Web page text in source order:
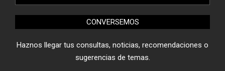
CONVERSEMOS
Haznos llegar tus consultas, noticias, recomendaciones o
sugerencias de temas.